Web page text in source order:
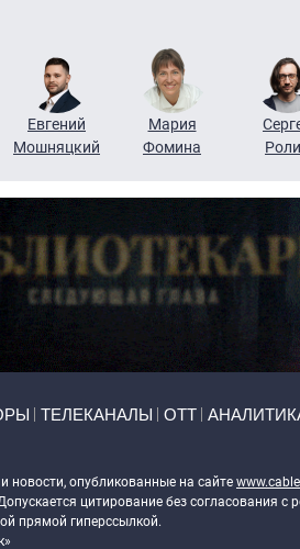
Евгений
Мошняцкий
Мария
Фомина
ТЕЛЕКАНАЛЫ ОТТ
новости, опубликованные на сайте
цитирование без согласования с
прямой гиперссылкой.